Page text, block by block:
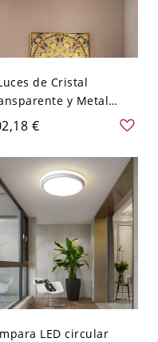
de Cristal
y Metal
para Techo
para
Incandescente/Fluore
para Uso
110V-120V,
€
LED circular